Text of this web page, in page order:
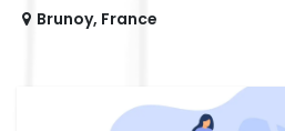
Brunoy, France